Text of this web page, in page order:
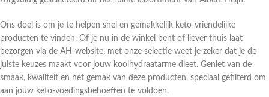
Ons doel is om je te helpen snel en gemakkelijk keto-vriendelijke
producten te vinden. Of je nu in de winkel bent of liever thuis laat
bezorgen via de AH-website, met onze selectie weet je zeker dat je de
juiste keuzes maakt voor jouw koolhydraatarme dieet. Geniet van de
smaak, kwaliteit en het gemak van deze producten, speciaal gefilterd om
aan jouw keto-voedingsbehoeften te voldoen.